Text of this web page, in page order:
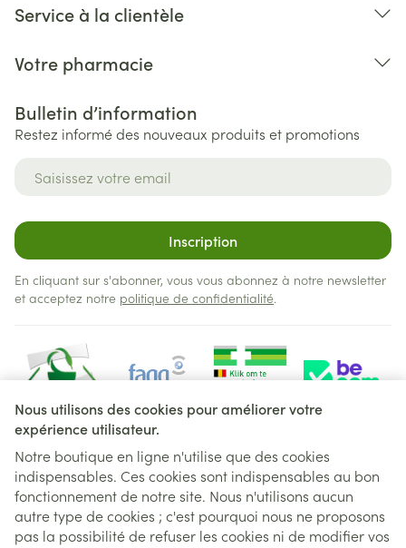
Nous utilisons des cookies pour améliorer votre
expérience utilisateur.
Notre boutique en ligne n'utilise que des cookies
indispensables. Ces cookies sont indispensables au bon
fonctionnement de notre site. Nous n'utilisons aucun
autre type de cookies ; c'est pourquoi nous ne proposons
pas la possibilité de refuser les cookies ni de modifier vos
Service à la clientèle
Votre pharmacie
Bulletin d’information
Restez informé des nouveaux produits et promotions
Inscription
En cliquant sur s'abonner, vous vous abonnez à notre newsletter
et acceptez notre politique de confidentialité.
Liens légaux